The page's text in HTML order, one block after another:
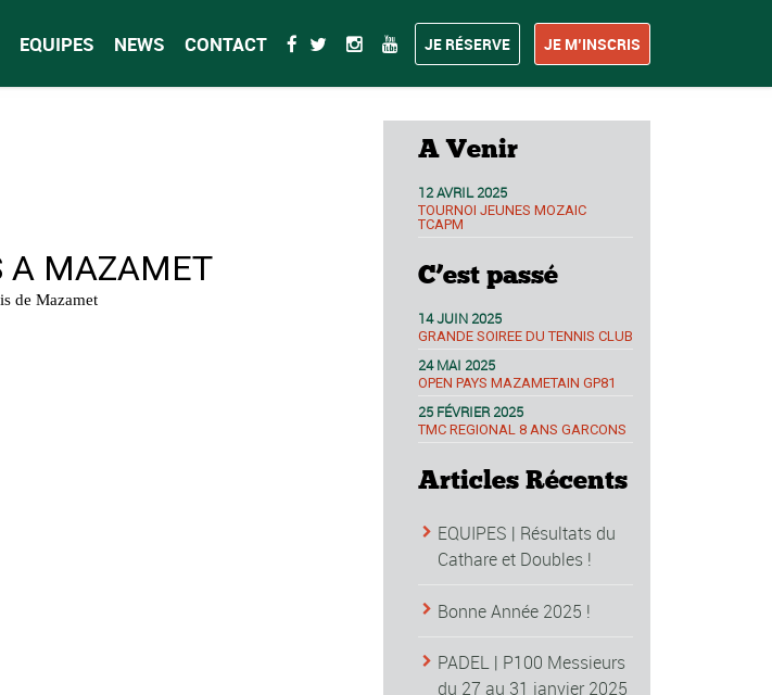
EQUIPES NEWS CONTACT JE RÉSERVE JE M’INSCRIS
A Venir
12 AVRIL 2025
TOURNOI JEUNES MOZAIC
TCAPM
C’est passé
14 JUIN 2025
GRANDE SOIREE DU TENNIS CLUB
24 MAI 2025
OPEN PAYS MAZAMETAIN GP81
25 FÉVRIER 2025
TMC REGIONAL 8 ANS GARCONS
Articles Récents
EQUIPES | Résultats du
Cathare et Doubles !
Bonne Année 2025 !
PADEL | P100 Messieurs
du 27 au 31 janvier 2025